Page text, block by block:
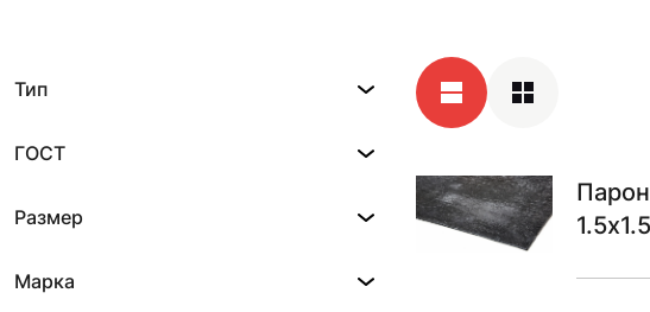
Тип
ГОСТ
Размер
Марка